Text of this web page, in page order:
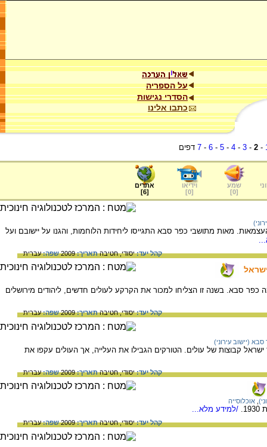
על הספריה
הסדרי נגישות
כתבו אלינו
-
2
-
3
-
4
-
5
-
6
-
7 דפים
שמע
[
0
]
וידיאו
[
0
]
אתרים
[
6
]
מאות מתושבי כפר סבא התגייסו ליחידות הלוחמות, והגנו על יישובם ועל
קהל יעד:יסודי,חטיבהתאריך:2009 שפה:עברית
שבה הוקמה כפר סבא. בשנה זו הצליחו למכור את הקרקע לעולים חדשים, ליהודים מירושלים
קהל יעד:יסודי,חטיבהתאריך:2009 שפה:עברית
(יישוב עירוני)
החלו להגיע לארץ ישראל קבוצות של עולים. הטורקים הגבילו את העלייה, אך העולים עקפו את
קהל יעד:יסודי,חטיבהתאריך:2009 שפה:עברית
אוכלוסייה
/למידע מלא...
קהל יעד:יסודי,חטיבהתאריך:2009 שפה:עברית